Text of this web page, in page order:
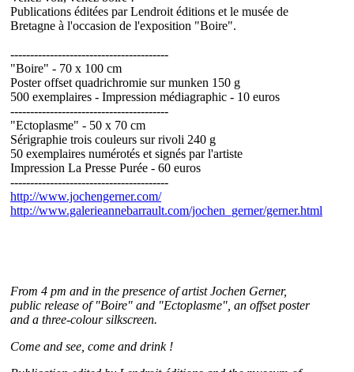
Publications éditées par Lendroit éditions et le musée de
Bretagne à l'occasion de l'exposition "Boire".
----------------------------------------
"Boire" - 70 x 100 cm
Poster offset quadrichromie sur munken 150 g
500 exemplaires - Impression médiagraphic - 10 euros
----------------------------------------
"Ectoplasme" - 50 x 70 cm
Sérigraphie trois couleurs sur rivoli 240 g
50 exemplaires numérotés et signés par l'artiste
Impression La Presse Purée - 60 euros
----------------------------------------
http://www.jochengerner.com/
http://www.galerieannebarrault.com/jochen_gerner/gerner.html
From 4 pm and in the presence of artist Jochen Gerner,
public release of "Boire" and "Ectoplasme", an offset poster
and a three-colour silkscreen.
Come and see, come and drink !